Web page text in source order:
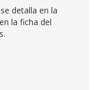
detalla en la
la ficha del